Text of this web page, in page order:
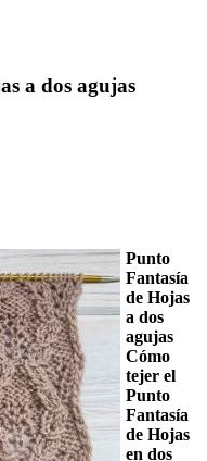
a dos agujas
Punto
Fantasía
de Hojas
a dos
agujas
Cómo
tejer el
Punto
Fantasía
de Hojas
en dos